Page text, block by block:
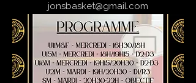
jonsbasket@gmail.com